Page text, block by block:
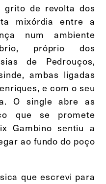
grito de revolta dos
mixórdia entre a
num ambiente
próprio dos
de Pedrouços,
ambas ligadas
e com o seu
O single abre as
que se promete
Gambino sentiu a
ao fundo do poço
que escrevi para